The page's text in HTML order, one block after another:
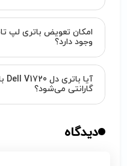
وجود دارد؟
گارانتی می‌شود؟
دیدگاه